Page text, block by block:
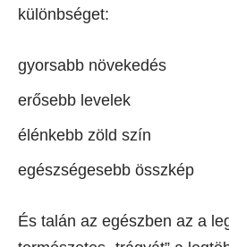
különbséget:
gyorsabb növekedés
erősebb levelek
élénkebb zöld szín
egészségesebb összkép
És talán az egészben az a